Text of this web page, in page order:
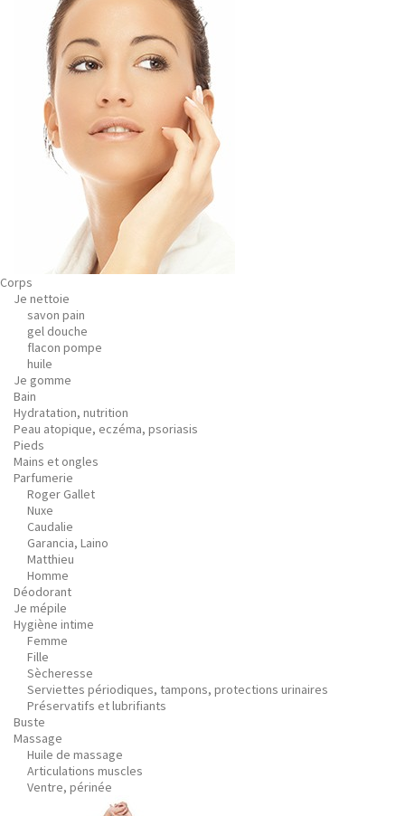
Corps
Je nettoie
savon pain
gel douche
flacon pompe
huile
Je gomme
Bain
Hydratation, nutrition
Peau atopique, eczéma, psoriasis
Pieds
Mains et ongles
Parfumerie
Roger Gallet
Nuxe
Caudalie
Garancia, Laino
Matthieu
Homme
Déodorant
Je mépile
Hygiène intime
Femme
Fille
Sècheresse
Serviettes périodiques, tampons, protections urinaires
Préservatifs et lubrifiants
Buste
Massage
Huile de massage
Articulations muscles
Ventre, périnée